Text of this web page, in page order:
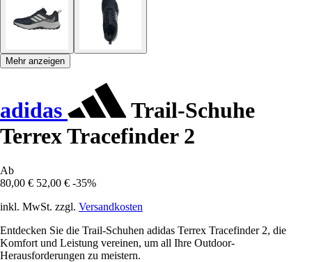
Mehr anzeigen
adidas
Trail-Schuhe
Terrex Tracefinder 2
Ab
80,00 € 52,00 € -35%
inkl. MwSt. zzgl. Versandkosten
Entdecken Sie die Trail-Schuhen adidas Terrex Tracefinder 2, die
Komfort und Leistung vereinen, um all Ihre Outdoor-
Herausforderungen zu meistern.